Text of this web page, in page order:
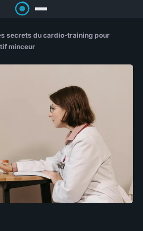
secrets du cardio-training pour
minceur